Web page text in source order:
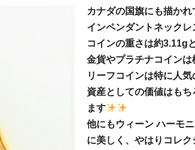
カナダの国旗にも描か
インペンダントネックレ
コインの重さは約3.11g
金貨やプラチナコイン
リーフコインは特に人気
資産としての価値はも
ます
他にもウィーン ハーモ
に美しく、やはりコレク